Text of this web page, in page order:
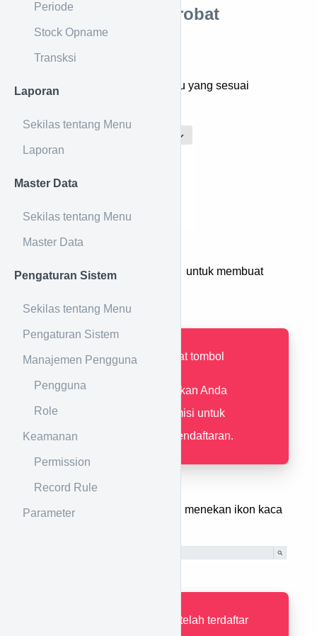
Periode
Stock Opname
Transksi
Laporan
Sekilas tentang Menu
Laporan
Master Data
Sekilas tentang Menu
Master Data
Pengaturan Sistem
Sekilas tentang Menu
Pengaturan Sistem
Manajemen Pengguna
Pengguna
Role
Keamanan
Permission
Record Rule
Parameter
Cara Mendaftar Berobat
Pilih menu pendaftaran.
Kemudian pilih sub-menu yang sesuai
Tekan tombol
untuk membuat
Jika tidak terdapat tombol
pastikan Anda
mempunyai permisi untuk
membuat data pendaftaran.
Pilih data pasien dengan menekan ikon kaca
Pastikan pasien telah terdaftar